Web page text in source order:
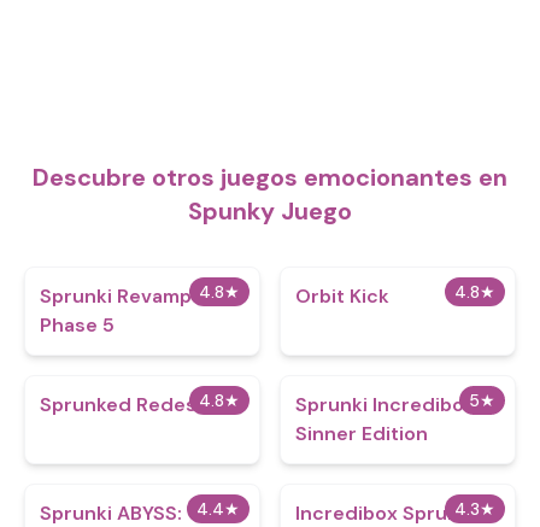
Descubre otros juegos emocionantes en
Spunky Juego
4.8★
Sprunki Revamped 3:
Phase 5
4.8★
Orbit Kick
4.8★
Sprunked Redesign 5★
Sprunki Incredibox
Sinner Edition
4.4★
Sprunki ABYSS:
4.3★
Incredibox Sprunki